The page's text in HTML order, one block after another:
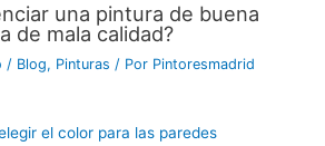
una pintura de buena
de mala calidad?
/ Blog, Pinturas / Por Pintoresmadrid